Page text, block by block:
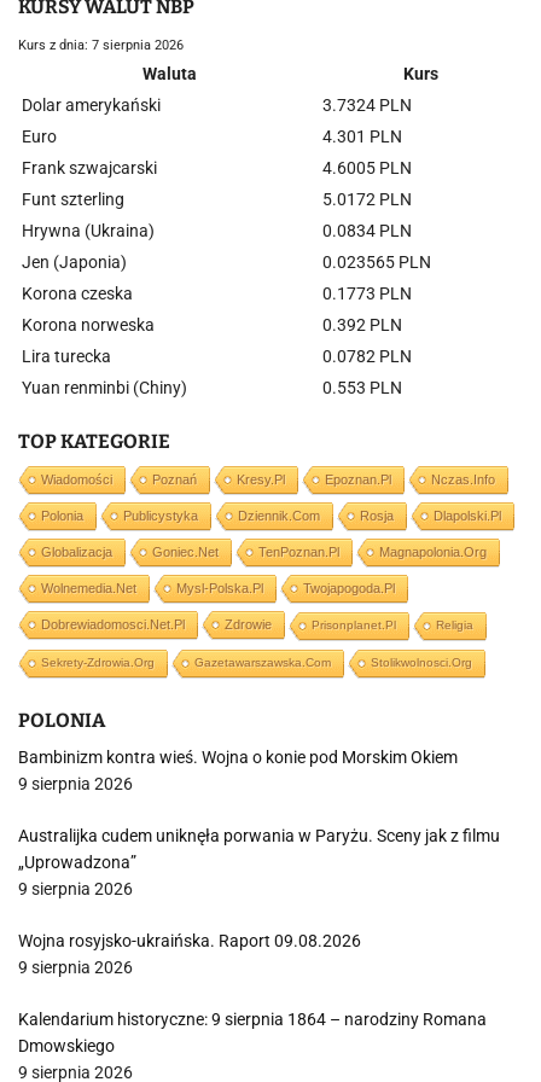
KURSY WALUT NBP
Kurs z dnia: 7 sierpnia 2026
Waluta
Kurs
Dolar amerykański
3.7324 PLN
Euro
4.301 PLN
Frank szwajcarski
4.6005 PLN
Funt szterling
5.0172 PLN
Hrywna (Ukraina)
0.0834 PLN
Jen (Japonia)
0.023565 PLN
Korona czeska
0.1773 PLN
Korona norweska
0.392 PLN
Lira turecka
0.0782 PLN
Yuan renminbi (Chiny)
0.553 PLN
TOP KATEGORIE
Wiadomości Poznań Kresy.pl Epoznan.pl Nczas.info
Polonia Publicystyka Dziennik.com Rosja Dlapolski.pl
Globalizacja Goniec.net TenPoznan.pl Magnapolonia.org
Wolnemedia.net Mysl-Polska.pl Twojapogoda.pl
Dobrewiadomosci.net.pl Zdrowie Prisonplanet.pl Religia
Sekrety-Zdrowia.org Gazetawarszawska.com Stolikwolnosci.org
POLONIA
Bambinizm kontra wieś. Wojna o konie pod Morskim Okiem
9 sierpnia 2026
Australijka cudem uniknęła porwania w Paryżu. Sceny jak z filmu
„Uprowadzona”
9 sierpnia 2026
Wojna rosyjsko-ukraińska. Raport 09.08.2026
9 sierpnia 2026
Kalendarium historyczne: 9 sierpnia 1864 – narodziny Romana
Dmowskiego
9 sierpnia 2026